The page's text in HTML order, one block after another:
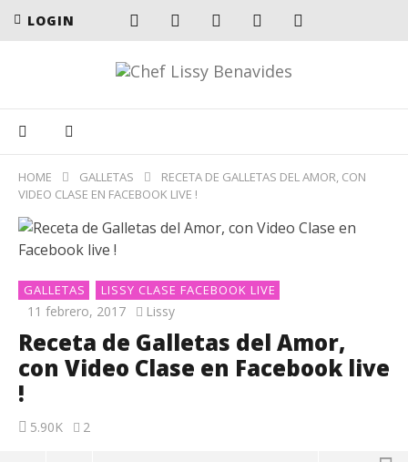
LOGIN
HOME GALLETAS
RECETA DE GALLETAS DEL AMOR, CON
VIDEO CLASE EN FACEBOOK LIVE !
GALLETAS LISSY CLASE FACEBOOK LIVE
11 febrero, 2017 Lissy
Receta de Galletas del Amor,
con Video Clase en Facebook live
!
5.90K 2